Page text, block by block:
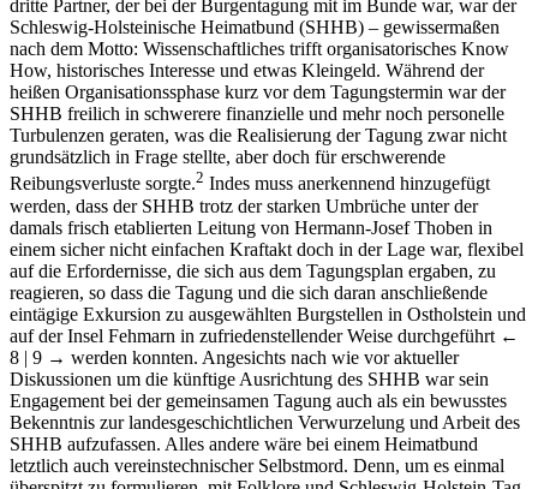
dritte Partner, der bei der Burgentagung mit im Bunde war, war der
Schleswig-Holsteinische Heimatbund (SHHB) – gewissermaßen
nach dem Motto: Wissenschaftliches trifft organisatorisches Know
How, historisches Interesse und etwas Kleingeld. Während der
heißen Organisationssphase kurz vor dem Tagungstermin war der
SHHB freilich in schwerere finanzielle und mehr noch personelle
Turbulenzen geraten, was die Realisierung der Tagung zwar nicht
grundsätzlich in Frage stellte, aber doch für erschwerende
Reibungsverluste sorgte.2 Indes muss anerkennend hinzugefügt
werden, dass der SHHB trotz der starken Umbrüche unter der
damals frisch etablierten Leitung von Hermann-Josef Thoben in
einem sicher nicht einfachen Kraftakt doch in der Lage war, flexibel
auf die Erfordernisse, die sich aus dem Tagungsplan ergaben, zu
reagieren, so dass die Tagung und die sich daran anschließende
eintägige Exkursion zu ausgewählten Burgstellen in Ostholstein und
auf der Insel Fehmarn in zufriedenstellender Weise durchgeführt ←
8 | 9 → werden konnten. Angesichts nach wie vor aktueller
Diskussionen um die künftige Ausrichtung des SHHB war sein
Engagement bei der gemeinsamen Tagung auch als ein bewusstes
Bekenntnis zur landesgeschichtlichen Verwurzelung und Arbeit des
SHHB aufzufassen. Alles andere wäre bei einem Heimatbund
letztlich auch vereinstechnischer Selbstmord. Denn, um es einmal